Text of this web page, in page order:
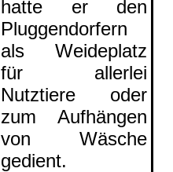
hatte er den
Pluggendorfern
als Weideplatz
für allerlei
Nutztiere oder
zum Aufhängen
von Wäsche
gedient.